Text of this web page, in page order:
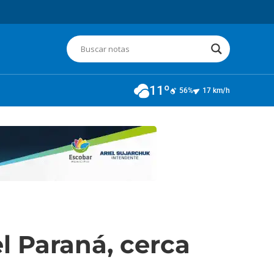
11º 56% 17 km/h
Paraná, cerca